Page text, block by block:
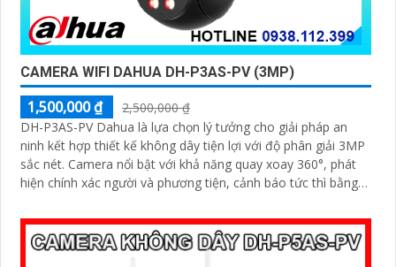
CAMERA WIFI DAHUA DH-P3AS-PV (3MP)
1,500,000 ₫
2,500,000 ₫
DH-P3AS-PV Dahua là lựa chọn lý tưởng cho giải pháp an
ninh kết hợp thiết kế không dây tiện lợi với độ phân giải 3MP
sắc nét. Camera nổi bật với khả năng quay xoay 360°, phát
hiện chính xác người và phương tiện, cảnh báo tức thì bằng